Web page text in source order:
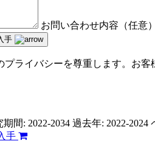
お問い合わせ内容（任意）
手
プライバシーを尊重します。お
期間: 2022-2034 過去年: 2022-2024
手